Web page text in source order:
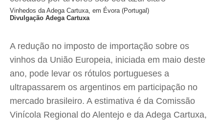
Vinhedos da Adega Cartuxa, em Évora (Portugal)
Divulgação Adega Cartuxa
A redução no imposto de importação sobre os
vinhos da União Europeia, iniciada em maio deste
ano, pode levar os rótulos portugueses a
ultrapassarem os argentinos em participação no
mercado brasileiro. A estimativa é da Comissão
Vinícola Regional do Alentejo e da Adega Cartuxa,